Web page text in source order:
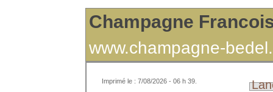
Champagne
www.champagne-
Imprimé le : 7/08/2026 - 06 h 39.